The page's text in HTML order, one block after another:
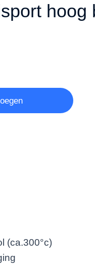
hoog
(ca.300°c)